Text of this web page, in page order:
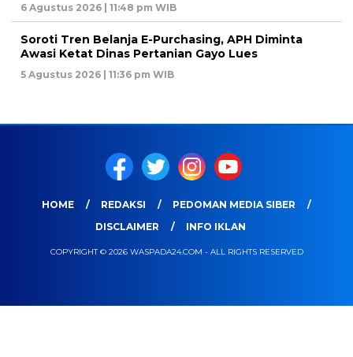
6 Agustus 2026 | 11:48 pm WIB
Soroti Tren Belanja E-Purchasing, APH Diminta
Awasi Ketat Dinas Pertanian Gayo Lues
5 Agustus 2026 | 11:36 pm WIB
HOME REDAKSI
PEDOMAN MEDIA SIBER
DISCLAIMER
INFO IKLAN
COPYRIGHT © 2026 WASPADA24.COM - ALL RIGHTS RESERVED